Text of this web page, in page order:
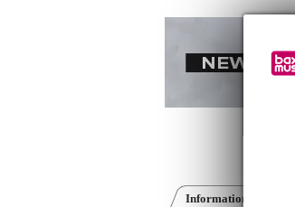
Informations